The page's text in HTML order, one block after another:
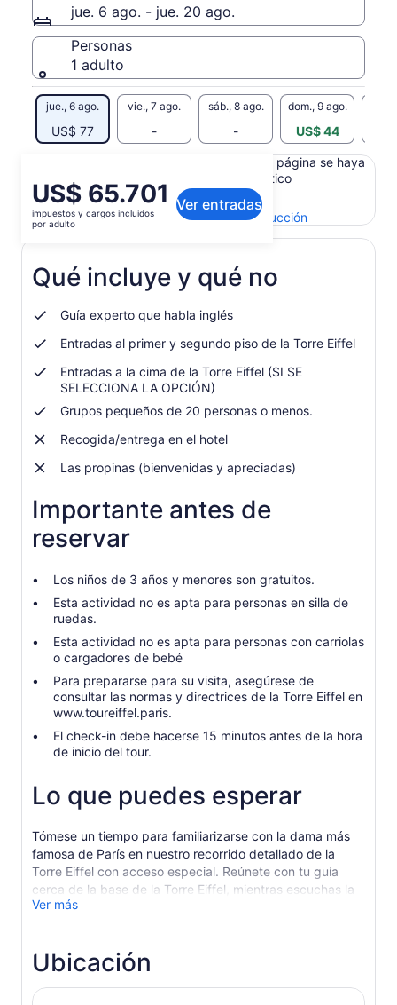
jue. 6 ago. - jue. 20 ago.
Personas
1 adulto
jue., 6 ago.
US$ 77
vie., 7 ago.
-
sáb., 8 ago.
-
dom., 9 ago.
US$ 44
El
precio
es
por
US$ 65.701
impuestos y cargos incluidos
por adulto
Ver entradas
Es posible que el contenido de esta página se haya
generado con un traductor automático
Ver el texto original (inglés)
Enviar comentarios sobre esta traducciónSe
Qué incluye y qué no
Guía experto que habla inglés
Entradas al primer y segundo piso de la Torre Eiffel
Entradas a la cima de la Torre Eiffel (SI SE
SELECCIONA LA OPCIÓN)
Grupos pequeños de 20 personas o menos.
Recogida/entrega en el hotel
Las propinas (bienvenidas y apreciadas)
Importante antes de
reservar
Los niños de 3 años y menores son gratuitos.
Esta actividad no es apta para personas en silla de
ruedas.
Esta actividad no es apta para personas con carriolas
o cargadores de bebé
Para prepararse para su visita, asegúrese de
consultar las normas y directrices de la Torre Eiffel en
www.toureiffel.paris.
El check-in debe hacerse 15 minutos antes de la hora
de inicio del tour.
Lo que puedes esperar
Tómese un tiempo para familiarizarse con la dama más
famosa de París en nuestro recorrido detallado de la
Torre Eiffel con acceso especial. Reúnete con tu guía
cerca de la base de la Torre Eiffel, mientras escuchas la
fascinante historia de la “Dame de Fer” (Dama de Hierro)
salido con la suya, nunca habría debutado. Grande,
hubiera visto antes. Los artistas de todo el país
Ver más
Ubicación